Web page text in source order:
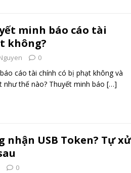
minh báo cáo tài
không?
0
cáo tài chính có bị phạt không và
thế nào? Thuyết minh báo […]
nhận USB Token? Tự
0